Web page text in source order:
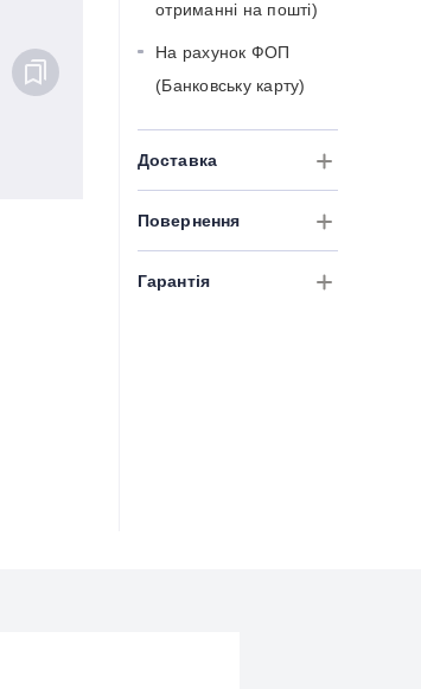
отриманні на пошті)
На рахунок ФОП
(Банковську карту)
Доставка
Повернення
Гарантія